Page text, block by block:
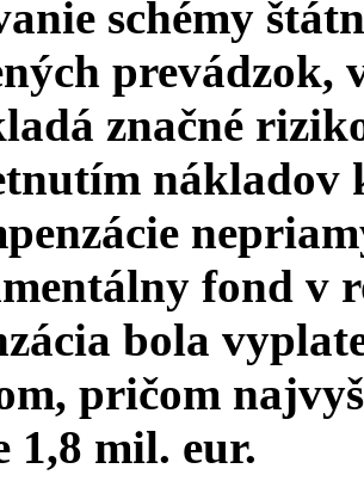
schémy
prevádzok,
značné
nákladov
fond v
bola
pričom
1,8 mil. eur.